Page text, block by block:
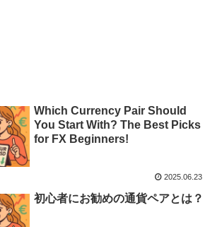
Which Currency Pair Should
You Start With? The Best Picks
for FX Beginners!
2025.06.23
初心者にお勧めの通貨ペアとは？